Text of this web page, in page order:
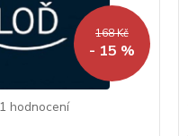
168 Kč
- 15 %
1 hodnocení